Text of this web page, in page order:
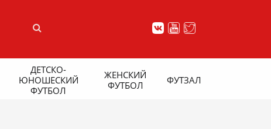
ДЕТСКО-
ЮНОШЕСКИЙ
ФУТБОЛ
ЖЕНСКИЙ
ФУТБОЛ
ФУТЗАЛ